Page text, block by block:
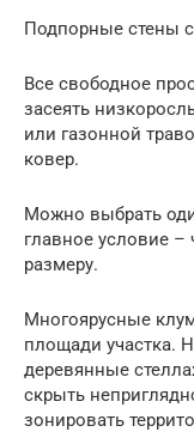
Подпорные стены
Все свободное
засеять
или газонной
ковер.
Можно выбрать
главное условие
размеру.
Многоярусные
площади участка.
деревянные
скрыть
зонировать